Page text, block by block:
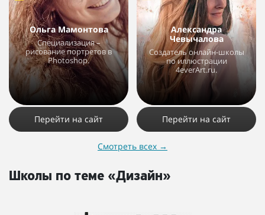
Ольга Мамонтова
Специализация –
рисование портретов в
Photoshop.
13492 15
Перейти на сайт
Александра
Чевычалова
Создатель онлайн-школы
по иллюстрации
4everArt.ru.
Перейти на сайт
Смотреть всех →
Школы по теме «Дизайн»